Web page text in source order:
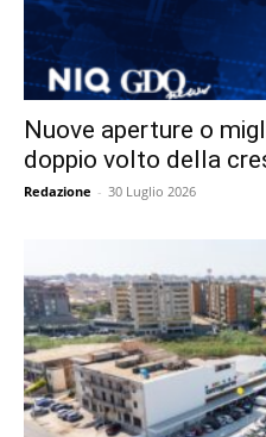
Nuove aperture o
doppio volto della
Redazione - 30 Luglio 2026